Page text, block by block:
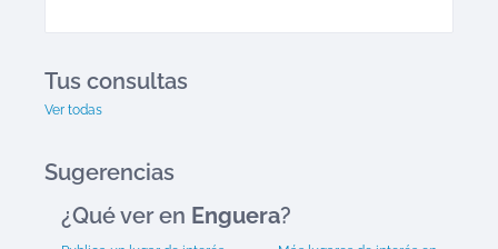
Tus consultas
Ver todas
Sugerencias
¿Qué ver en Enguera?